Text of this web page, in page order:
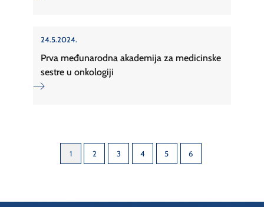
24.5.2024.
Prva međunarodna akademija za medicinske
sestre u onkologiji
1 2 3 4 5 6